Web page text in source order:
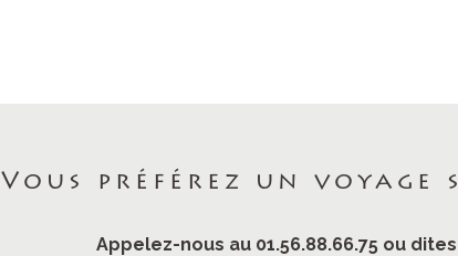
Vous préférez un voyage
Appelez-nous au 01.56.88.66.75 ou